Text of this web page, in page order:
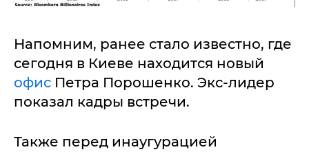
Напомним, ранее стало известно, где
сегодня в Киеве находится новый
офис Петра Порошенко. Экс-лидер
показал кадры встречи.
Также перед инаугурацией